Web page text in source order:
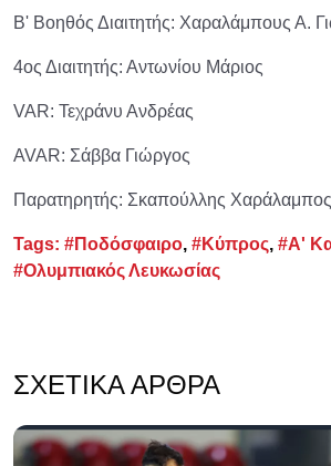
Β' Βοηθός Διαιτητής: Χαραλάμπους Α.
4ος Διαιτητής: Αντωνίου Μάριος
VAR: Τεχράνυ Ανδρέας
AVAR: Σάββα Γιώργος
Παρατηρητής: Σκαπούλλης Χαράλαμπος
Tags: #Ποδόσφαιρο, #Κύπρος, #Α'
#Ολυμπιακός Λευκωσίας
ΣΧΕΤΙΚΆ ΆΡΘΡΑ